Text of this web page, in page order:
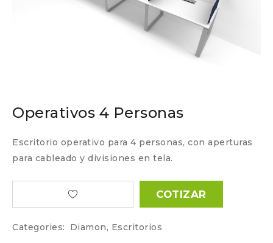
Operativos 4 Personas
Escritorio operativo para 4 personas, con aperturas
para cableado y divisiones en tela.
COTIZAR
Categories: Diamon, Escritorios